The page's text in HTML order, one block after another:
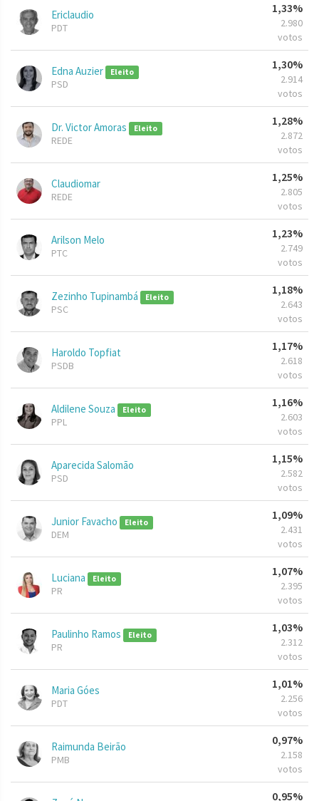
Ericlaudio
PDT
1,33%
2.980
votos
Edna Auzier Eleito
PSD
1,30%
2.914
votos
Dr. Victor Amoras Eleito
REDE
1,28%
2.872
votos
Claudiomar
REDE
1,25%
2.805
votos
Arilson Melo
PTC
1,23%
2.749
votos
Zezinho Tupinambá Eleito
PSC
1,18%
2.643
votos
Haroldo Topfiat
PSDB
1,17%
2.618
votos
Aldilene Souza Eleito
PPL
1,16%
2.603
votos
Aparecida Salomão
PSD
1,15%
2.582
votos
Junior Favacho Eleito
DEM
1,09%
2.431
votos
Luciana Eleito
PR
1,07%
2.395
votos
Paulinho Ramos Eleito
PR
1,03%
2.312
votos
Maria Góes
PDT
1,01%
2.256
votos
Raimunda Beirão
PMB
0,97%
2.158
votos
0,95%